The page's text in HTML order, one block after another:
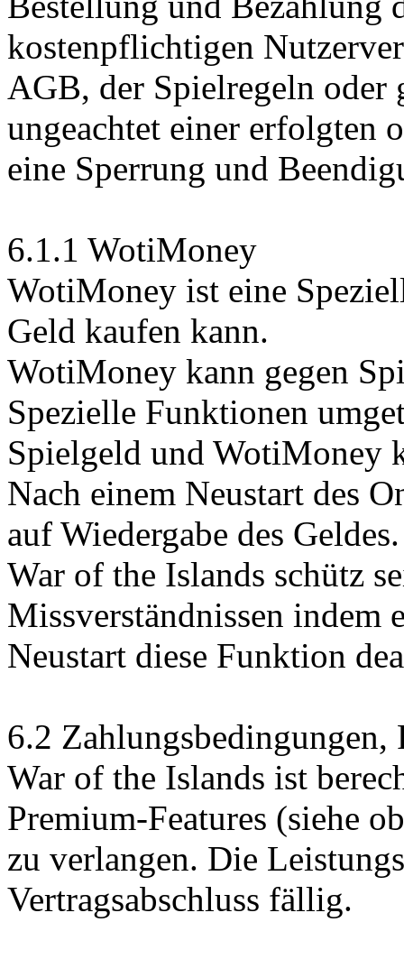
kostenpflichtigen
AGB, der Spielregeln oder
ungeachtet einer erfolgten
eine Sperrung und
6.1.1 WotiMoney
WotiMoney ist eine
Geld kaufen kann.
WotiMoney kann gegen
Spezielle Funktionen
Spielgeld und WotiMoney
Nach einem Neustart des
auf Wiedergabe des Geldes.
War of the Islands schütz
Missverständnissen indem
Neustart diese Funktion
6.2
War of the Islands ist
Premium-Features (siehe
zu verlangen. Die
Vertragsabschluss fällig.